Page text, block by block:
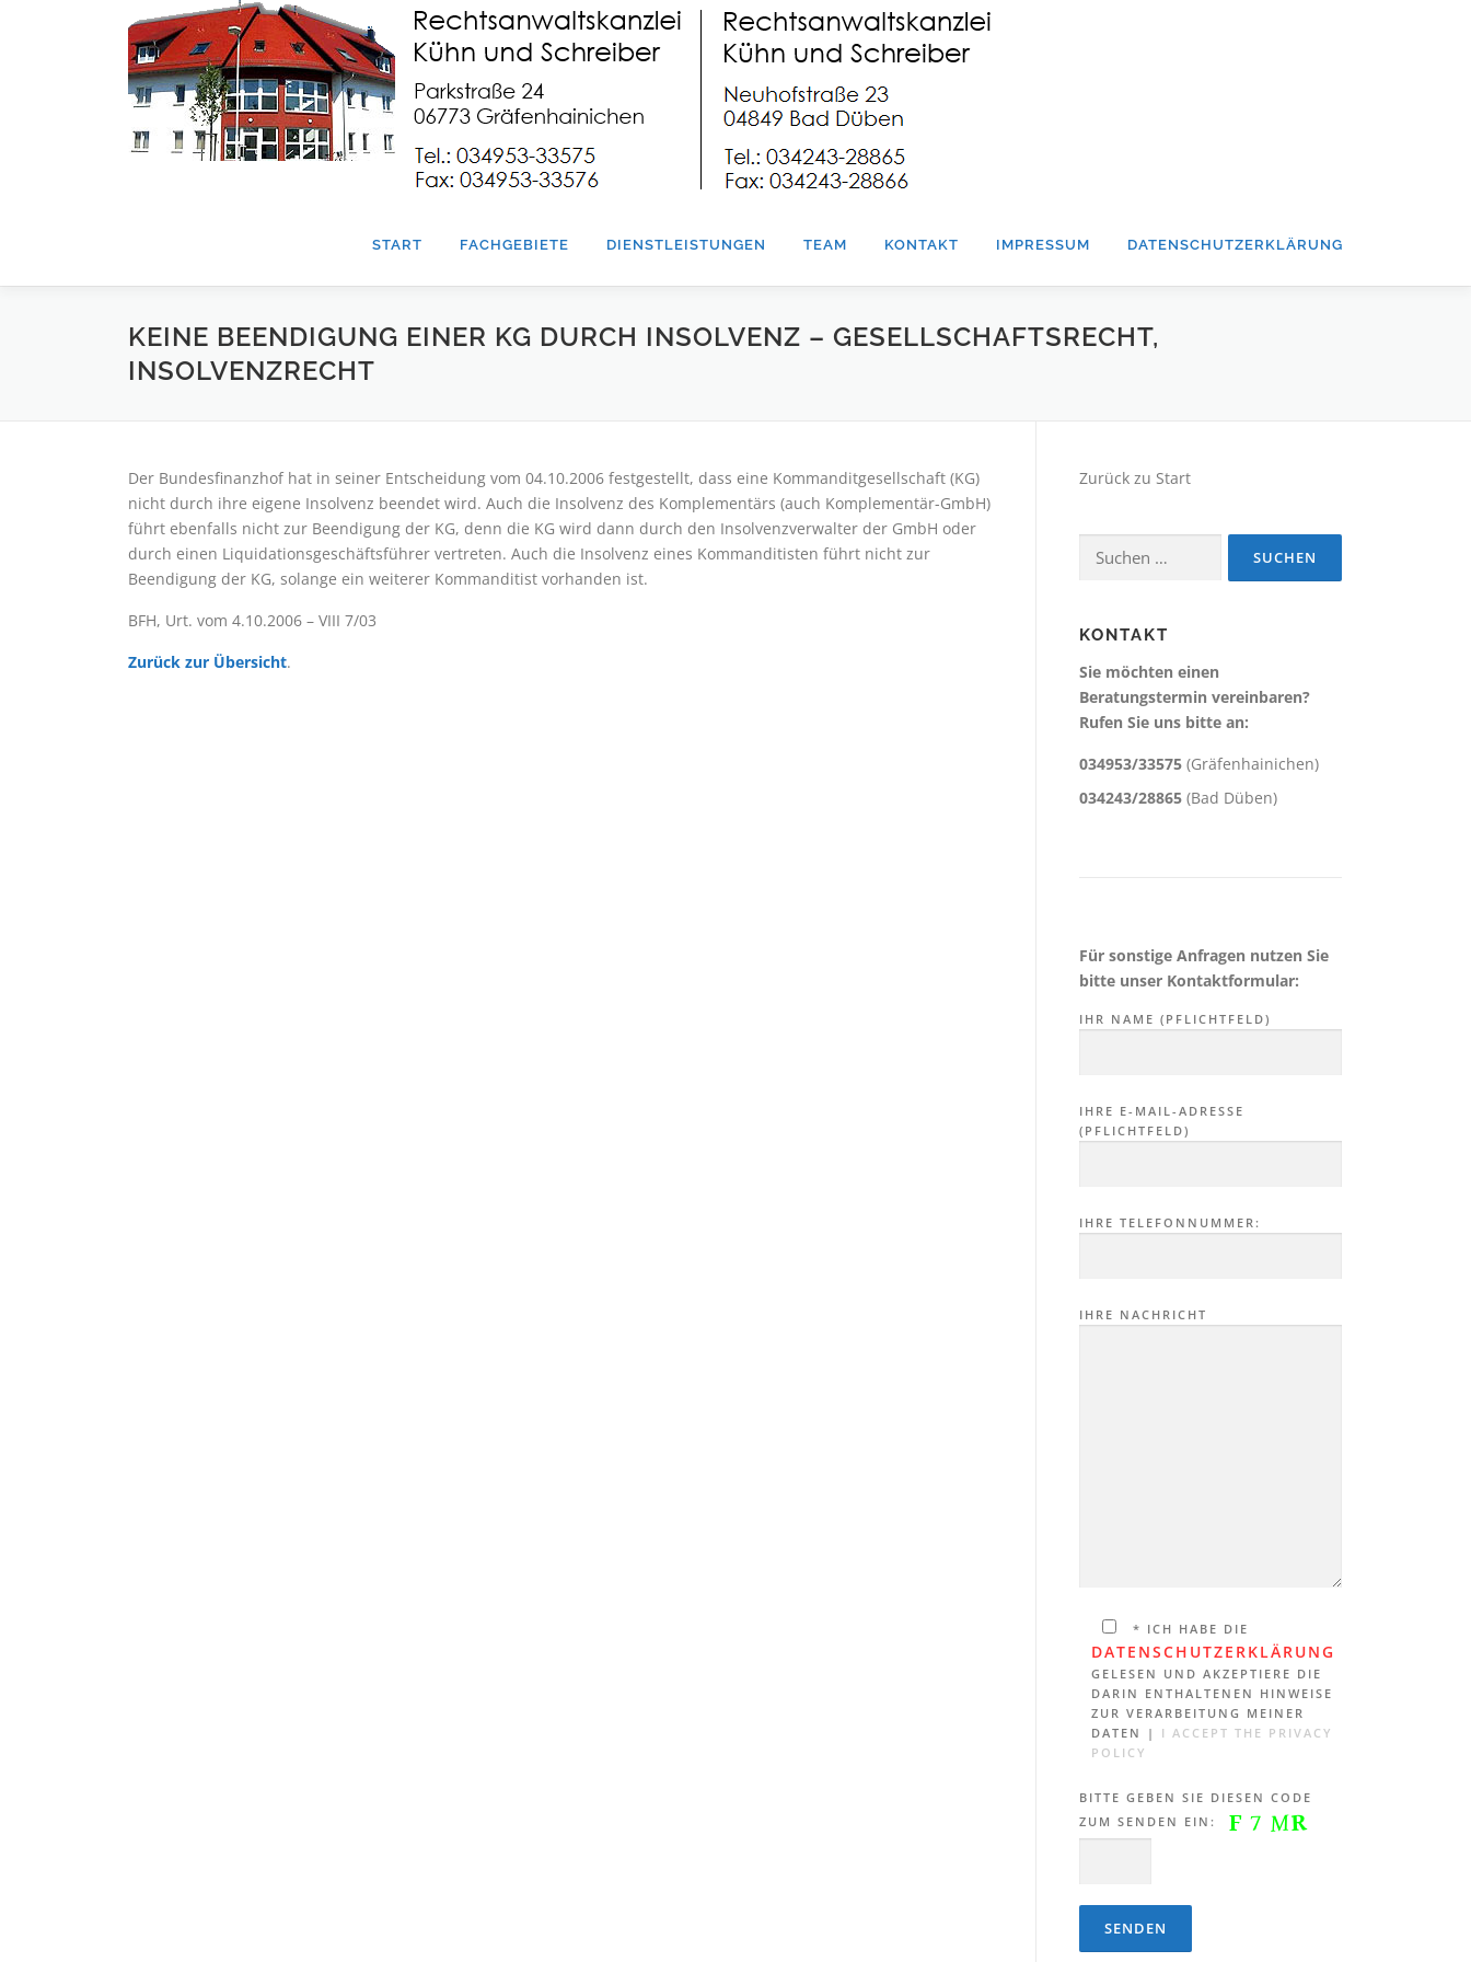
START FACHGEBIETE DIENSTLEISTUNGEN TEAM KONTAKT IMPRESSUM DATENSCHUTZERKLÄRUNG
KEINE BEENDIGUNG EINER KG DURCH INSOLVENZ – GESELLSCHAFTSRECHT,
INSOLVENZRECHT
Der Bundesfinanzhof hat in seiner Entscheidung vom 04.10.2006 festgestellt, dass eine Kommanditgesellschaft (KG)
nicht durch ihre eigene Insolvenz beendet wird. Auch die Insolvenz des Komplementärs (auch Komplementär-GmbH)
führt ebenfalls nicht zur Beendigung der KG, denn die KG wird dann durch den Insolvenzverwalter der GmbH oder
durch einen Liquidationsgeschäftsführer vertreten. Auch die Insolvenz eines Kommanditisten führt nicht zur
Beendigung der KG, solange ein weiterer Kommanditist vorhanden ist.
BFH, Urt. vom 4.10.2006 – VIII 7/03
Zurück zur Übersicht.
Zurück zu Start
Suchen
nach:
KONTAKT
Sie möchten einen
Beratungstermin vereinbaren?
Rufen Sie uns bitte an:
034953/33575 (Gräfenhainichen)
034243/28865 (Bad Düben)
Für sonstige Anfragen nutzen Sie
bitte unser Kontaktformular:
IHR NAME (PFLICHTFELD)
IHRE E-MAIL-ADRESSE
(PFLICHTFELD)
IHRE TELEFONNUMMER:
IHRE NACHRICHT
* ICH HABE DIE
DATENSCHUTZERKLÄRUNG
GELESEN UND AKZEPTIERE DIE
DARIN ENTHALTENEN HINWEISE
ZUR VERARBEITUNG MEINER
DATEN | I ACCEPT THE PRIVACY
POLICY
BITTE GEBEN SIE DIESEN CODE
ZUM SENDEN EIN: